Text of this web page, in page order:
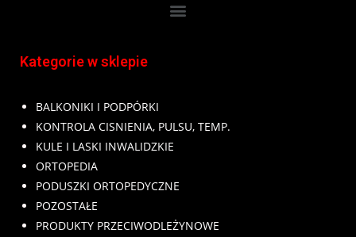
Kategorie w sklepie
BALKONIKI I PODPÓRKI
KONTROLA CISNIENIA, PULSU, TEMP.
KULE I LASKI INWALIDZKIE
ORTOPEDIA
PODUSZKI ORTOPEDYCZNE
POZOSTAŁE
PRODUKTY PRZECIWODLEŻYNOWE